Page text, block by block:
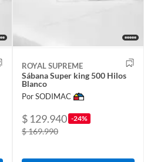
ROYAL SUPREME
Sábana Super king 500 Hilos
Blanco
Por SODIMAC
$ 129.940 -24%
$ 169.990